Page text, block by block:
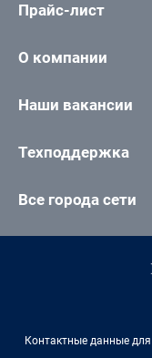
Прайс-лист
О компании
Наши вакансии
Техподдержка
Все города сети
Контактные данные